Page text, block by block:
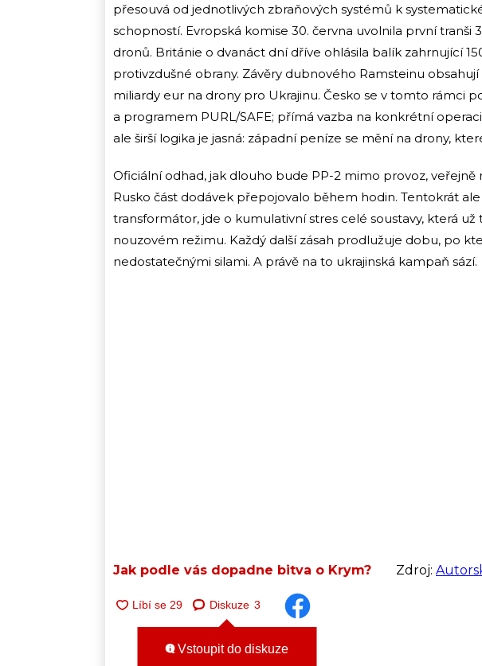
přesouvá od jednotlivých zbraňových systémů k
schopností. Evropská komise 30. června uvolnila první tranši
dronů. Británie o dvanáct dní dříve ohlásila balík zahrnující
protivzdušné obrany. Závěry dubnového Ramsteinu
miliardy eur na drony pro Ukrajinu. Česko se v tomto rámci
a programem PURL/SAFE; přímá vazba na konkrétní
ale širší logika je jasná: západní peníze se mění na drony,
Oficiální odhad, jak dlouho bude PP-2 mimo provoz, veřejně
Rusko část dodávek přepojovalo během hodin. Tentokrát
transformátor, jde o kumulativní stres celé soustavy, která
nouzovém režimu. Každý další zásah prodlužuje dobu, po
nedostatečnými silami. A právě na to ukrajinská kampaň sází.
Jak podle vás dopadne bitva o Krym? Zdroj:
Diskuze 3
Vstoupit do diskuze